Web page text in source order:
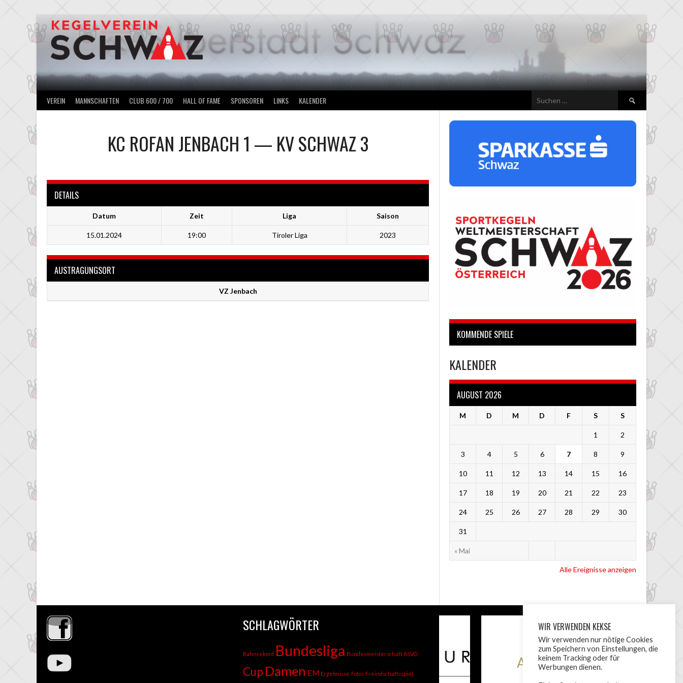
VEREIN MANNSCHAFTEN CLUB 600 / 700 HALL OF FAME SPONSOREN LINKS KALENDER
Suchen
nach:
KC ROFAN JENBACH 1 — KV SCHWAZ 3
DETAILS
Datum Zeit Liga Saison
15.01.2024 19:00 Tiroler Liga 2023
AUSTRAGUNGSORT
VZ Jenbach
KOMMENDE SPIELE
KALENDER
AUGUST 2026
M D M D F S S
« Mai
1 2
3 4 5 6 7 8 9
10 11 12 13 14 15 16
17 18 19 20 21 22 23
24 25 26 27 28 29 30
31
Alle Ereignisse anzeigen
SCHLAGWÖRTER
Bahnrekord Bundesliga Bundesmeisterschaft ASVÖ
Cup Damen EM Ergebnisse Fotos Freindschaftsspiel
WIR VERWENDEN KEKSE
Wir verwenden nur nötige Cookies
zum Speichern von Einstellungen, die
keinem Tracking oder für
Werbungen dienen.